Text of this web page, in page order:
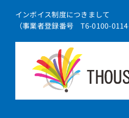
インボイス制度につきまして
（事業者登録番号 T6-0100-